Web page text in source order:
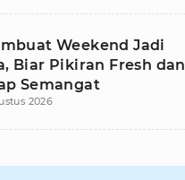
Weekend Jadi
Biar Pikiran Fresh dan
Semangat
2026